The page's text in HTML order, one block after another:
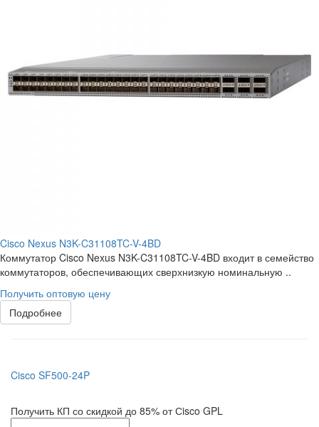
Cisco Nexus N3K-C31108TC-V-4BD
Коммутатор Cisco Nexus N3K-C31108TC-V-4BD входит в семейство
коммутаторов, обеспечивающих сверхнизкую номинальную ..
Получить оптовую цену
Подробнее
Cisco SF500-24P
Получить КП со скидкой до 85% от Сisco GPL